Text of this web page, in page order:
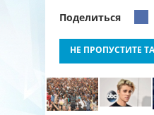
Поделиться
НЕ ПРОПУСТИТЕ